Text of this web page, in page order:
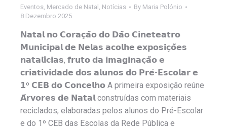
Eventos Mercado de Natal Notícias By Maria Polónio
8 Dezembro 2025
𝗡𝗮𝘁𝗮𝗹 𝗻𝗼 𝗖𝗼𝗿𝗮𝗰̧𝗮̃𝗼 𝗱𝗼 𝗗𝗮̃𝗼 𝗖𝗶𝗻𝗲𝘁𝗲𝗮𝘁𝗿𝗼
𝗠𝘂𝗻𝗶𝗰𝗶𝗽𝗮𝗹 𝗱𝗲 𝗡𝗲𝗹𝗮𝘀 𝗮𝗰𝗼𝗹𝗵𝗲 𝗲𝘅𝗽𝗼𝘀𝗶𝗰̧𝗼̃𝗲𝘀
𝗻𝗮𝘁𝗮𝗹𝗶́𝗰𝗶𝗮𝘀, 𝗳𝗿𝘂𝘁𝗼 𝗱𝗮 𝗶𝗺𝗮𝗴𝗶𝗻𝗮𝗰̧𝗮̃𝗼 𝗲
𝗰𝗿𝗶𝗮𝘁𝗶𝘃𝗶𝗱𝗮𝗱𝗲 𝗱𝗼𝘀 𝗮𝗹𝘂𝗻𝗼𝘀 𝗱𝗼 𝗣𝗿𝗲́-𝗘𝘀𝗰𝗼𝗹𝗮𝗿 𝗲
𝟭º 𝗖𝗘𝗕 𝗱𝗼 𝗖𝗼𝗻𝗰𝗲𝗹𝗵𝗼 A primeira exposição reúne
𝗔́𝗿𝘃𝗼𝗿𝗲𝘀 𝗱𝗲 𝗡𝗮𝘁𝗮𝗹 construídas com materiais
reciclados, elaboradas pelos alunos do Pré-Escolar
e do 1º CEB das Escolas da Rede Pública e